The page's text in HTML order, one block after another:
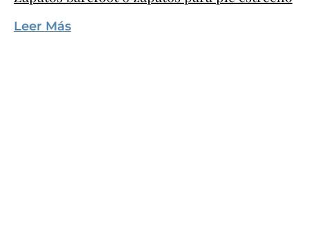
Leer Más